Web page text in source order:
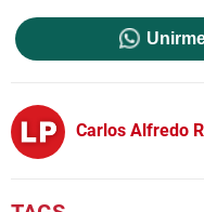
Carlos Alfredo